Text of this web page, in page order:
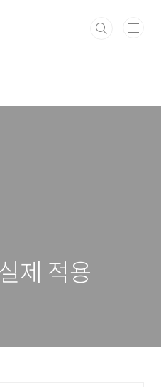
제 적용